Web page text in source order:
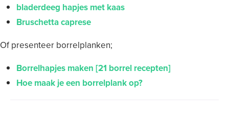
bladerdeeg hapjes met kaas
Bruschetta caprese
Of presenteer borrelplanken;
Borrelhapjes maken [21 borrel recepten]
Hoe maak je een borrelplank op?